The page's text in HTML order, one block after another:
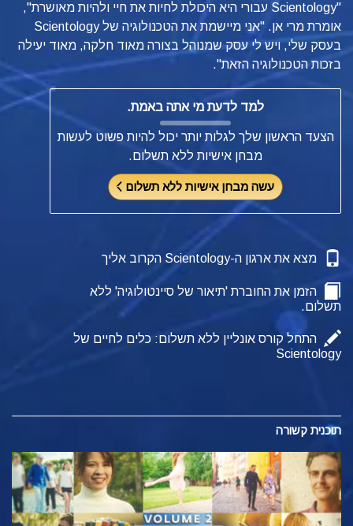
"Scientology עבורי היא היכולת לחיות את חיי ולהיות מאושרת",
אומרת מרי אן. "אני מיישמת את הטכנולוגיה של Scientology
בעסק שלי, ויש לי עסק שמנוהל בצורה מאוד חלקה, מאוד יעילה
בזכות הטכנולוגיה הזאת".
למד לדעת מי אתה באמת.
הצעד הראשון שלך לגלות יותר יכול להיות פשוט לעשות
מבחן אישיות ללא תשלום.
עשה מבחן אישיות ללא תשלום
מצא את ארגון ה-Scientology הקרוב אליך
הזמן את החוברת 'תיאור של סיינטולוגיה' ללא
תשלום.
התחל קורס אונליין ללא תשלום: כלים לחיים של
Scientology
תוכנית קשורה